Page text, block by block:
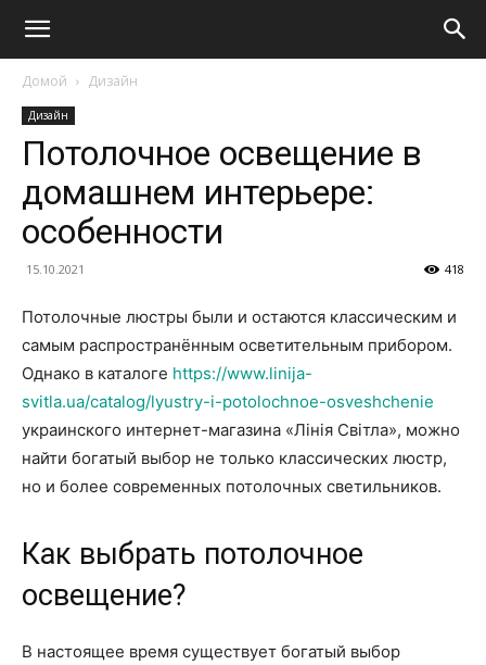
Домой Дизайн
Дизайн
Потолочное освещение в
домашнем интерьере:
особенности
15.10.2021 418
Потолочные люстры были и остаются классическим и
самым распространённым осветительным прибором.
Однако в каталоге https://www.linija-
svitla.ua/catalog/lyustry-i-potolochnoe-osveshchenie
украинского интернет-магазина «Лінія Світла», можно
найти богатый выбор не только классических люстр,
но и более современных потолочных светильников.
Как выбрать потолочное
освещение?
В настоящее время существует богатый выбор